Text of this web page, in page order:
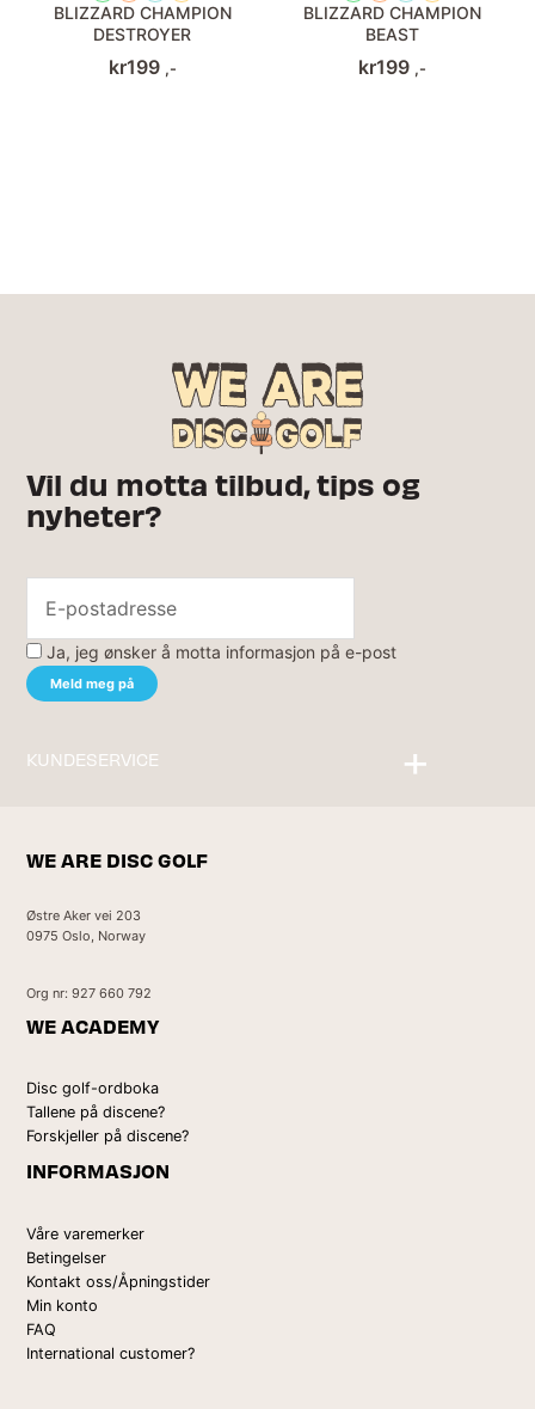
BLIZZARD CHAMPION
DESTROYER
kr199 ,-
BLIZZARD CHAMPION
BEAST
kr199 ,-
Vil du motta tilbud, tips og
nyheter?
Ja, jeg ønsker å motta informasjon på e-post
KUNDESERVICE
WE ARE DISC GOLF
Østre Aker vei 203
0975 Oslo, Norway
Org nr: 927 660 792
WE ACADEMY
Disc golf-ordboka
Tallene på discene?
Forskjeller på discene?
INFORMASJON
Våre varemerker
Betingelser
Kontakt oss/Åpningstider
Min konto
FAQ
International customer?